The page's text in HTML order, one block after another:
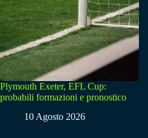
Plymouth Exeter, EFL Cup:
probabili formazioni e pronostico
10 Agosto 2026